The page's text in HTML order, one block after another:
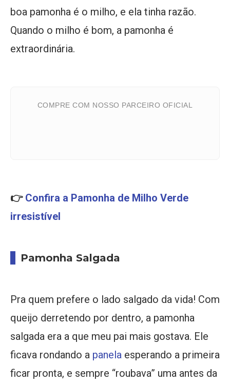
boa pamonha é o milho, e ela tinha razão.
Quando o milho é bom, a pamonha é
extraordinária.
COMPRE COM NOSSO PARCEIRO OFICIAL
👉 Confira a Pamonha de Milho Verde
irresistível
Pamonha Salgada
Pra quem prefere o lado salgado da vida! Com
queijo derretendo por dentro, a pamonha
salgada era a que meu pai mais gostava. Ele
ficava rondando a panela esperando a primeira
ficar pronta, e sempre “roubava” uma antes da